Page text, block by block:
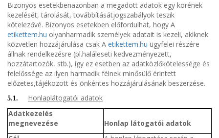
Bizonyos esetekbenazonban a megadott adatok egy körének
kezelését, tárolását, továbbításátjogszabályok teszik
kötelezővé. Bizonyos esetekben előfordulhat, hogy A
etikettem.hu olyanharmadik személyek adatait is kezeli, akiknek
közvetlen hozzájárulása csak A etikettem.hu ügyfelei részére
állnak rendelkezésre (pl.haláleseti kedvezményezett,
hozzátartozók, stb.), így ez esetben az adatközlőkötelessége és
felelőssége az ilyen harmadik félnek minősülő érintett
előzetes,tájékozott és önkéntes hozzájárulásának beszerzése.
5.1.
Honlaplátogatói adatok
Adatkezelés
megnevezése
Honlap látogatói adatok